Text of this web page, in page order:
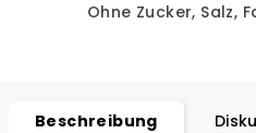
Ohne Zucker, Salz,
Beschreibung